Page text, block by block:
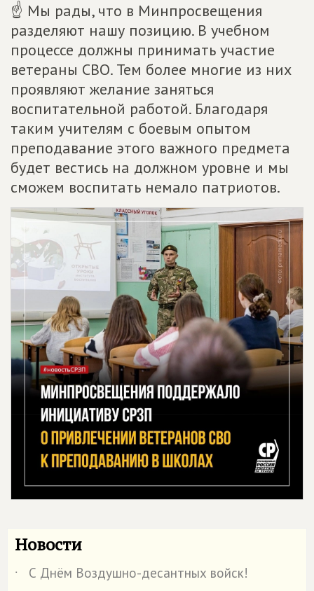
☝ Мы рады, что в Минпросвещения
разделяют нашу позицию. В учебном
процессе должны принимать участие
ветераны СВО. Тем более многие из них
проявляют желание заняться
воспитательной работой. Благодаря
таким учителям с боевым опытом
преподавание этого важного предмета
будет вестись на должном уровне и мы
сможем воспитать немало патриотов.
Новости
˙
С Днём Воздушно-десантных войск!